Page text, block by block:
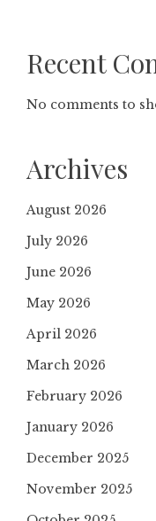
Recent
No comments to
Archives
August 2026
July 2026
June 2026
May 2026
April 2026
March 2026
February 2026
January 2026
December 2025
November 2025